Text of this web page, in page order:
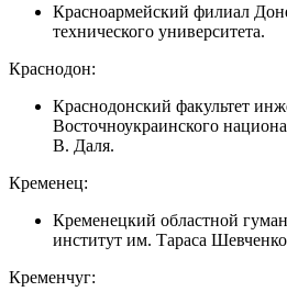
Красноармейский филиал
технического университета.
Краснодон:
Краснодонский факультет
Восточноукраинского
В. Даля.
Кременец:
Кременецкий областной
институт им. Тараса
Кременчуг: